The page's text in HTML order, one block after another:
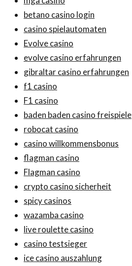
betano casino login
casino spielautomaten
Evolve casino
evolve casino erfahrungen
gibraltar casino erfahrungen
f1 casino
F1 casino
baden baden casino freispiele
robocat casino
casino willkommensbonus
flagman casino
Flagman casino
crypto casino sicherheit
spicy casinos
wazamba casino
live roulette casino
casino testsieger
ice casino auszahlung